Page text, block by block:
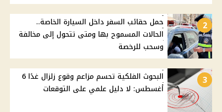
2
حمل حقائب السفر داخل السيارة الخاصة..
الحالات المسموح بها ومتى تتحول إلى مخالفة
وسحب للرخصة
3
البحوث الفلكية تحسم مزاعم وقوع زلزال غدًا 6
أغسطس: لا دليل علمي على التوقعات